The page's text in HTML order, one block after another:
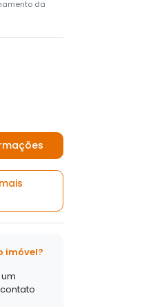
da
imóvel?